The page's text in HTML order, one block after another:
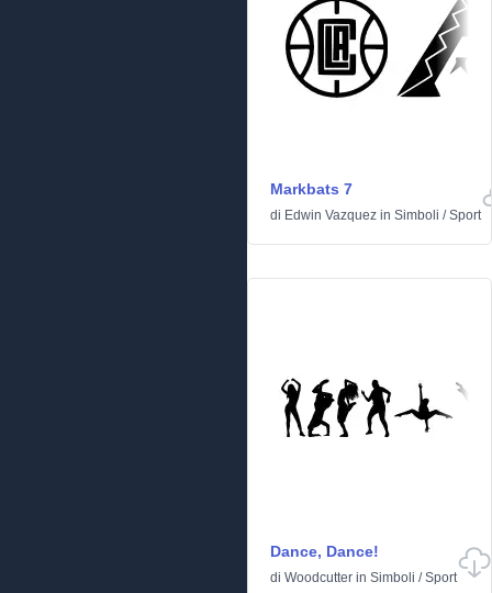
Markbats 7
di Edwin Vazquez in Simboli /Sport
Dance, Dance!
di Woodcutter in Simboli /Sport